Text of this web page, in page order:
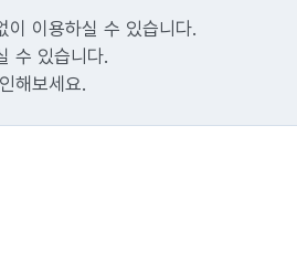
이 이용하실 수 있습니다.
수 있습니다.
해보세요.